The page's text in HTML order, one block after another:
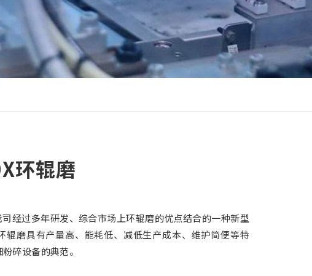
环辊磨
经过多年研发、综合市场上环辊磨的优点结合的一种新型
辊磨具有产量高、能耗低、减低生产成本、维护简便等特
碎设备的典范。